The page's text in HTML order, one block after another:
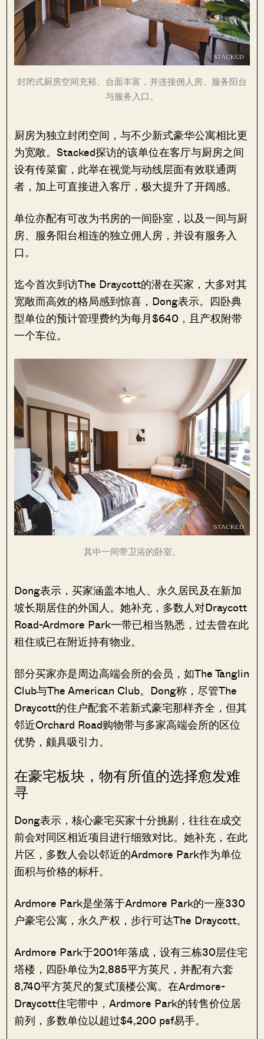
封闭式厨房空间充裕、台面丰富，并连接佣人房、服务阳台
与服务入口。
厨房为独立封闭空间，与不少新式豪华公寓相比更
为宽敞。Stacked探访的该单位在客厅与厨房之间
设有传菜窗，此举在视觉与动线层面有效联通两
者，加上可直接进入客厅，极大提升了开阔感。
单位亦配有可改为书房的一间卧室，以及一间与厨
房、服务阳台相连的独立佣人房，并设有服务入
口。
迄今首次到访The Draycott的潜在买家，大多对其
宽敞而高效的格局感到惊喜，Dong表示。四卧典
型单位的预计管理费约为每月$640，且产权附带
一个车位。
其中一间带卫浴的卧室。
Dong表示，买家涵盖本地人、永久居民及在新加
坡长期居住的外国人。她补充，多数人对Draycott
Road-Ardmore Park一带已相当熟悉，过去曾在此
租住或已在附近持有物业。
部分买家亦是周边高端会所的会员，如The Tanglin
Club与The American Club。Dong称，尽管The
Draycott的住户配套不若新式豪宅那样齐全，但其
邻近Orchard Road购物带与多家高端会所的区位
优势，颇具吸引力。
在豪宅板块，物有所值的选择愈发难
寻
Dong表示，核心豪宅买家十分挑剔，往往在成交
前会对同区相近项目进行细致对比。她补充，在此
片区，多数人会以邻近的Ardmore Park作为单位
面积与价格的标杆。
Ardmore Park是坐落于Ardmore Park的一座330
户豪宅公寓，永久产权，步行可达The Draycott。
Ardmore Park于2001年落成，设有三栋30层住宅
塔楼，四卧单位为2,885平方英尺，并配有六套
8,740平方英尺的复式顶楼公寓。在Ardmore-
Draycott住宅带中，Ardmore Park的转售价位居
前列，多数单位以超过$4,200 psf易手。